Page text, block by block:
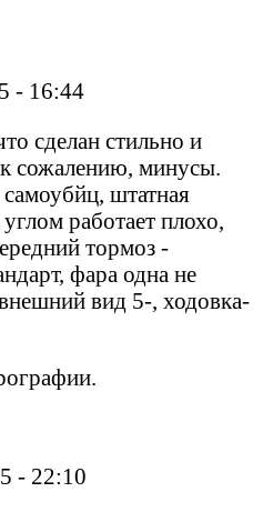
- 16:44
сделан стильно и
сожалению, минусы.
штатная
работает плохо,
тормоз -
фара одна не
вид 5-, ходовка-
- 22:10